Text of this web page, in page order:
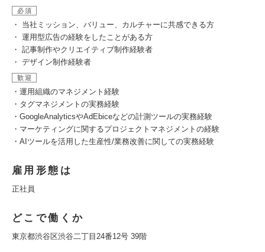
必須
・ 当社ミッション、バリュー、カルチャーに共感できる方
・ 運用型広告の経験をしたことがある方
・ 記事制作やクリエイティブ制作経験者
・ デザイン制作経験者
歓迎
・運用組織のマネジメント経験
・タグマネジメントの実務経験
・GoogleAnalyticsやAdEbiceなどの計測ツールの実務経験
・マーケティングに関するプロジェクトマネジメントの経験
・AIツールを活用した生産性/業務改善に関しての実務経験
雇用形態は
正社員
どこで働くか
東京都渋谷区渋谷二丁目24番12号 39階